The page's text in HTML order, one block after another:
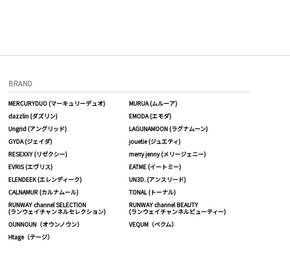
BRAND
MERCURYDUO (マーキュリーデュオ)
MURUA (ムルーア)
dazzlin (ダズリン)
EMODA (エモダ)
Ungrid (アングリッド)
LAGUNAMOON (ラグナムーン)
GYDA (ジェイダ)
jouetie (ジュエティ)
RESEXXY (リゼクシー)
merry jenny (メリージェニー)
EVRIS (エヴリス)
EATME (イートミー)
ELENDEEK (エレンディーク)
UN3D. (アンスリード)
CALNAMUR (カルナムール)
TONAL (トーナル)
RUNWAY channel SELECTION
(ランウェイチャンネルセレクション)
RUNWAY channel BEAUTY
(ランウェイチャンネルビューティー)
OUNNOUN（オウンノウン）
VEQUM（ベクム）
Htage（テージ）